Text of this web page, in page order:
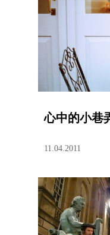
心中的小巷
11.04.2011